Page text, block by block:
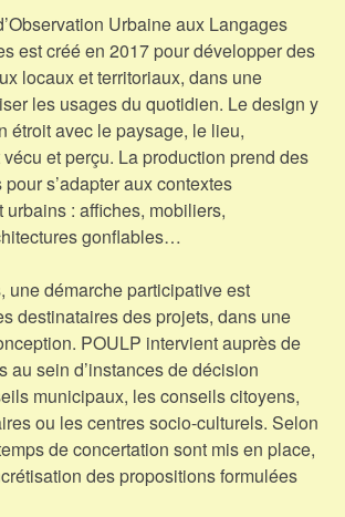
Urbaine aux Langages
est créé en 2017 pour développer des
locaux et territoriaux, dans une
les usages du quotidien. Le design y
étroit avec le paysage, le lieu,
vécu et perçu. La production prend des
s’adapter aux contextes
urbains : affiches, mobiliers,
gonflables…
une démarche participative est
destinataires des projets, dans une
POULP intervient auprès de
au sein d’instances de décision
municipaux, les conseils citoyens,
ou les centres socio-culturels. Selon
de concertation sont mis en place,
des propositions formulées